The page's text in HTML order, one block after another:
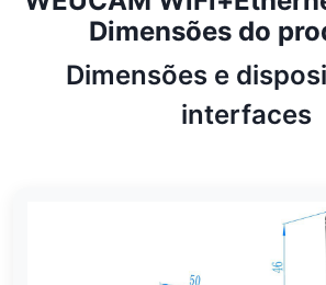
Dimensões do
Dimensões e
interfaces